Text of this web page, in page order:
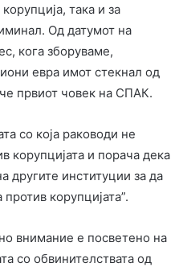
така и за
Од датумот на
кога зборуваме,
евра имот стекнал од
првиот човек на СПАК.
со која раководи не
корупцијата и порача дека
другите институции за да
корупцијата”.
внимание е посветено на
со обвинителствата од